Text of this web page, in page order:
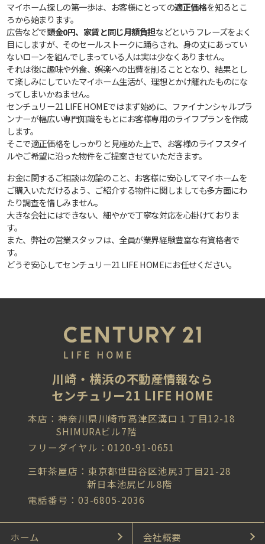
マイホーム探しの第一歩は、お客様にとっての適正価格を知るとこ
ろから始まります。
広告などで頭金0円、家賃と同じ月額負担などというフレーズをよく
目にしますが、そのセールストークに踊らされ、身の丈にあってい
ないローンを組んでしまっている人は実は少なくありません。
それは後に趣味や外食、娯楽への出費を削ることとなり、結果とし
て楽しみにしていたマイホーム生活が、理想とかけ離れたものにな
ってしまいかねません。
センチュリー21 LIFE HOMEではまず始めに、ファイナンシャルプラ
ンナーが幅広い専門知識をもとにお客様専用のライフプランを作成
します。
そこで適正価格をしっかりと見極めた上で、お客様のライフスタイ
ルやご希望に沿った物件をご提案させていただきます。
お金に関するご相談は勿論のこと、お客様に安心してマイホームを
ご購入いただけるよう、ご紹介する物件に関しましても多方面にわ
たり調査を惜しみません。
大きな会社にはできない、細やかで丁寧な対応を心掛けておりま
す。
また、弊社の営業スタッフは、全員が業界経験豊富な有資格者で
す。
どうぞ安心してセンチュリー21 LIFE HOMEにお任せください。
川崎・横浜の不動産情報なら
センチュリー21 LIFE HOME
本店：神奈川県川崎市高津区溝口１丁目12-18
SHIMURAビル7階
フリーダイヤル：0120-91-0651
三軒茶屋店：東京都世田谷区池尻3丁目21-28
新日本池尻ビル8階
電話番号：03-6805-2036
ホーム 会社概要